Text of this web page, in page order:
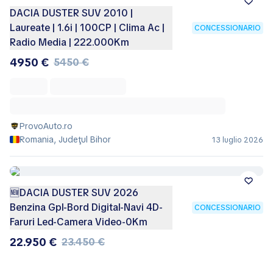
DACIA DUSTER SUV 2010 |
Laureate | 1.6i | 100CP | Clima Ac |
Radio Media | 222.000Km
CONCESSIONARIO
4950 € 5450 €
ProvoAuto.ro
Romania, Judeţul Bihor
13 luglio 2026
🆕DACIA DUSTER SUV 2026
Benzina Gpl-Bord Digital-Navi 4D-
Faruri Led-Camera Video-0Km
CONCESSIONARIO
22.950 € 23.450 €